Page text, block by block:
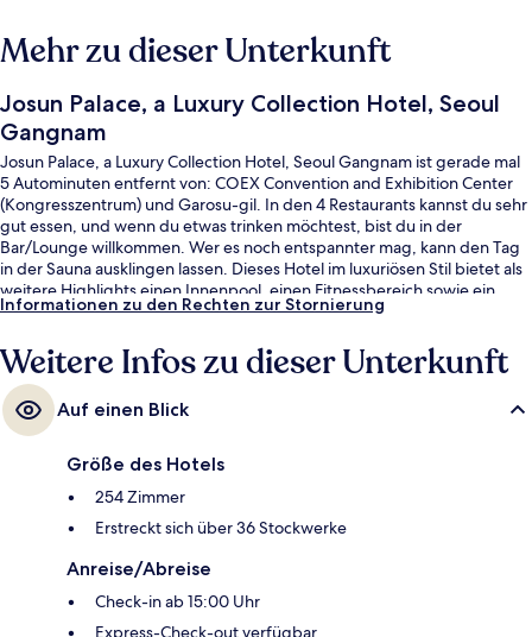
Mehr zu dieser Unterkunft
Josun Palace, a Luxury Collection Hotel, Seoul
Gangnam
Josun Palace, a Luxury Collection Hotel, Seoul Gangnam ist gerade mal
5 Autominuten entfernt von: COEX Convention and Exhibition Center
(Kongresszentrum) und Garosu-gil. In den 4 Restaurants kannst du sehr
gut essen, und wenn du etwas trinken möchtest, bist du in der
Bar/Lounge willkommen. Wer es noch entspannter mag, kann den Tag
in der Sauna ausklingen lassen. Dieses Hotel im luxuriösen Stil bietet als
weitere Highlights einen Innenpool, einen Fitnessbereich sowie ein
Kinderbecken. Andere Reisende lieben das hilfsbereite Personal. Die
Zur Station Yeoksam sind es 6 Minuten und zur Station Seolleung 8
Minuten.
Informationen zu den Rechten zur Stornierung
Weitere Infos zu dieser Unterkunft
Auf einen Blick
Größe des Hotels
254 Zimmer
Erstreckt sich über 36 Stockwerke
Anreise/Abreise
Check-in ab 15:00 Uhr
Express-Check-out verfügbar